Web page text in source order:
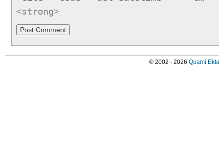
<strong>
© 2002 - 2026 Quami